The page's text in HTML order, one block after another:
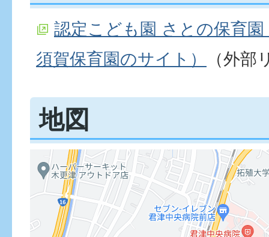
認定こども園 さとの保育
須賀保育園のサイト）
（外部
地図